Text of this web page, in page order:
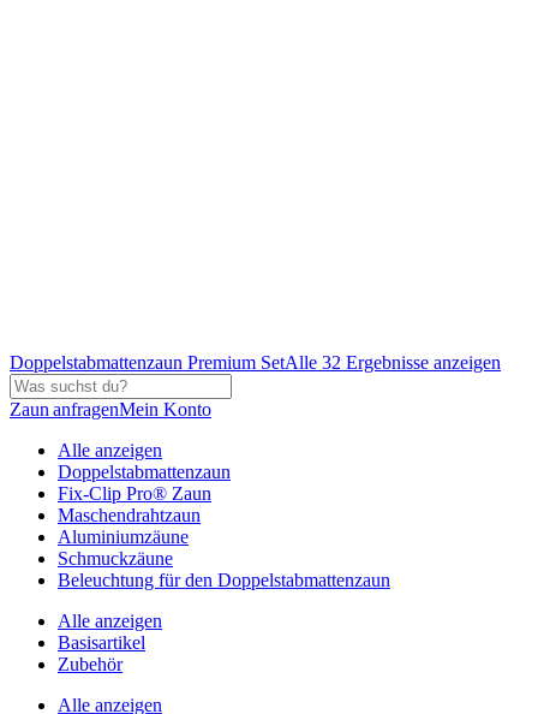
Doppelstabmattenzaun Premium SetAlle 32 Ergebnisse anzeigen
Zaun anfragenMein Konto
Alle anzeigen
Doppelstabmattenzaun
Fix-Clip Pro® Zaun
Maschendrahtzaun
Aluminiumzäune
Schmuckzäune
Beleuchtung für den Doppelstabmattenzaun
Alle anzeigen
Basisartikel
Zubehör
Alle anzeigen